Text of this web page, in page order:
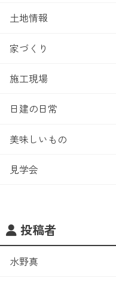
土地情報
家づくり
施工現場
日建の日常
美味しいもの
見学会
投稿者
水野真